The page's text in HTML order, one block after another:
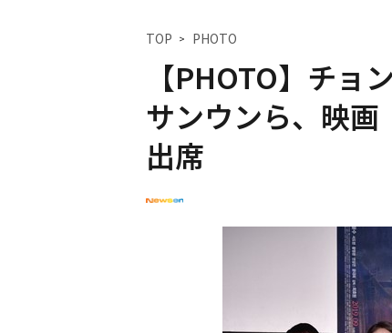
TOP PHOTO
【PHOTO】チョ
サンウンら、映
出席